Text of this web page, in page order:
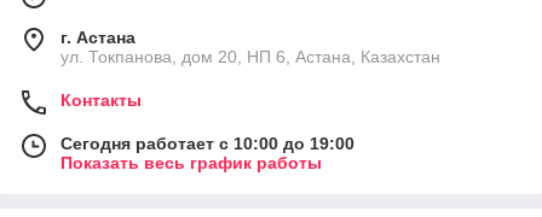
г. Астана
ул. Токпанова, дом 20, НП 6, Астана, Казахстан
Контакты
Сегодня работает с 10:00 до 19:00
Показать весь график работы